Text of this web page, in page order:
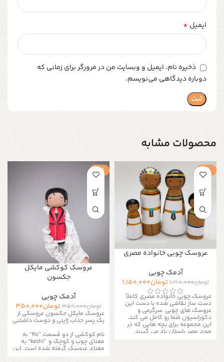
ایمیل *
ذخیره نام، ایمیل و وبسایت من در مرورگر برای زمانی که
دوباره دیدگاهی می‌نویسم.
محصولات مشابه
-1%
عروسک چوبی خانواده مصری
آدمک چوبی
تومان1,160,000تومان1,150,000
عروسک چوبی خانواده مصری کاملآ
دست ساز نقاشی شده با دست این
عروسک های چوبی سرگرمی و
دکوراسیون شما رو کامل می کند،
این مجموعه برای بچه هایی که در
مورد مصر باستان یاد می گیرند
مناسب است. آنها یک اسباب بازی
تخیلی بزرگ هستند، فرزند شما می
تواند ساعت های بازی با این عروسک
ها را به هم بزند.
-3%
عروسک کوکشی مایکل
جکسون
آدمک چوبی
تومان359,000تومان350,000
عروسک مایکل جکسون عروسکی از
یک پسر جذاب ژاپنی و دوست داشتنی
نام کوکشی از دو قسمت “Ko” به
معنای چوب و کوچک و “keshi” به
معنای عروسک گرفته شده است. این
عروسک ها اولین بار به دست